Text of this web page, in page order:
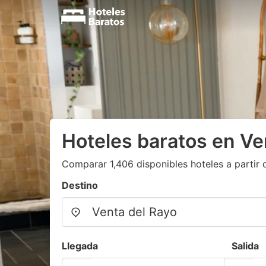
Hoteles baratos en
Comparar 1,406 disponibles hoteles a partir
Destino
Llegada Salida